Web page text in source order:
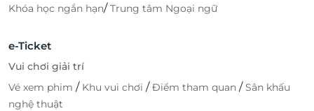
Khóa học ngắn hạn/Trung tâm Ngoại ngữ
e-Ticket
Vui chơi giải trí
Vé xem phim / Khu vui chơi /Điểm tham quan /Sân khấu
nghệ thuật